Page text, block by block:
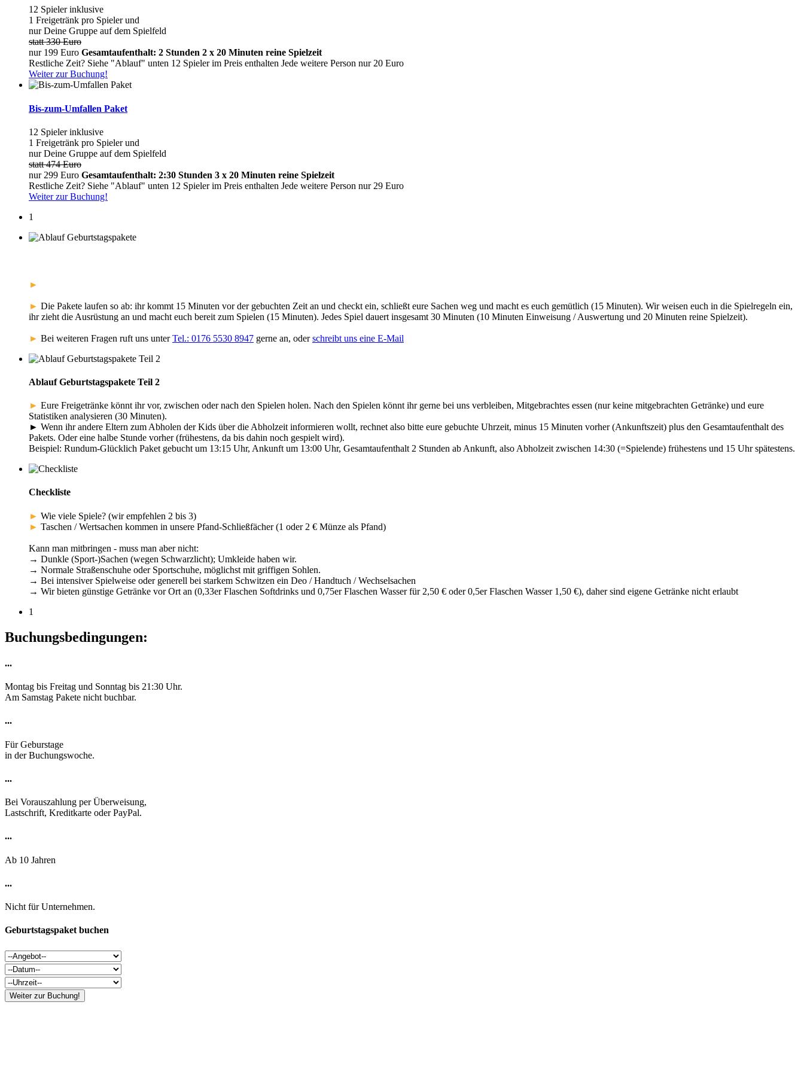
12 Spieler inklusive
1 Freigetränk pro Spieler und
nur Deine Gruppe auf dem Spielfeld
statt 330 Euro
nur 199 Euro Gesamtaufenthalt: 2 Stunden 2 x 20 Minuten reine Spielzeit
Restliche Zeit? Siehe "Ablauf" unten 12 Spieler im Preis enthalten Jede weitere Person nur 20 Euro
Weiter zur Buchung!
Bis-zum-Umfallen Paket
12 Spieler inklusive
1 Freigetränk pro Spieler und
nur Deine Gruppe auf dem Spielfeld
statt 474 Euro
nur 299 Euro Gesamtaufenthalt: 2:30 Stunden 3 x 20 Minuten reine Spielzeit
Restliche Zeit? Siehe "Ablauf" unten 12 Spieler im Preis enthalten Jede weitere Person nur 29 Euro
Weiter zur Buchung!
1
►
► Die Pakete laufen so ab: ihr kommt 15 Minuten vor der gebuchten Zeit an und checkt ein, schließt eure Sachen weg und macht es euch gemütlich (15 Minuten). Wir weisen euch in die Spielregeln ein,
ihr zieht die Ausrüstung an und macht euch bereit zum Spielen (15 Minuten). Jedes Spiel dauert insgesamt 30 Minuten (10 Minuten Einweisung / Auswertung und 20 Minuten reine Spielzeit).
► Bei weiteren Fragen ruft uns unterTel.: 0176 5530 8947 gerne an, oderschreibt uns eine E-Mail
Ablauf Geburtstagspakete Teil 2
► Eure Freigetränke könnt ihr vor, zwischen oder nach den Spielen holen. Nach den Spielen könnt ihr gerne bei uns verbleiben, Mitgebrachtes essen (nur keine mitgebrachten Getränke) und eure
Statistiken analysieren (30 Minuten).
► Wenn ihr andere Eltern zum Abholen der Kids über die Abholzeit informieren wollt, rechnet also bitte eure gebuchte Uhrzeit, minus 15 Minuten vorher (Ankunftszeit) plus den Gesamtaufenthalt des
Pakets. Oder eine halbe Stunde vorher (frühestens, da bis dahin noch gespielt wird).
Beispiel: Rundum-Glücklich Paket gebucht um 13:15 Uhr, Ankunft um 13:00 Uhr, Gesamtaufenthalt 2 Stunden ab Ankunft, also Abholzeit zwischen 14:30 (=Spielende) frühestens und 15 Uhr spätestens.
Checkliste
► Wie viele Spiele? (wir empfehlen 2 bis 3)
► Taschen / Wertsachen kommen in unsere Pfand-Schließfächer (1 oder 2 € Münze als Pfand)
Kann man mitbringen - muss man aber nicht:
→ Dunkle (Sport-)Sachen (wegen Schwarzlicht); Umkleide haben wir.
→ Normale Straßenschuhe oder Sportschuhe, möglichst mit griffigen Sohlen.
→ Bei intensiver Spielweise oder generell bei starkem Schwitzen ein Deo / Handtuch / Wechselsachen
→ Wir bieten günstige Getränke vor Ort an (0,33er Flaschen Softdrinks und 0,75er Flaschen Wasser für 2,50 € oder 0,5er Flaschen Wasser 1,50 €), daher sind eigene Getränke nicht erlaubt
1
Buchungsbedingungen:
...
Montag bis Freitag und Sonntag bis 21:30 Uhr.
Am Samstag Pakete nicht buchbar.
...
Für Geburstage
in der Buchungswoche.
...
Bei Vorauszahlung per Überweisung,
Lastschrift, Kreditkarte oder PayPal.
...
Ab 10 Jahren
...
Nicht für Unternehmen.
Geburtstagspaket buchen